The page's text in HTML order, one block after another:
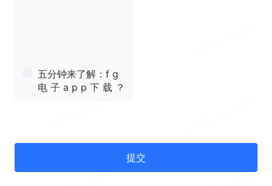
五分钟来了解：f g
电 子 a p p 下 载 ？
提交